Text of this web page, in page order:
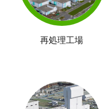
再処理工場